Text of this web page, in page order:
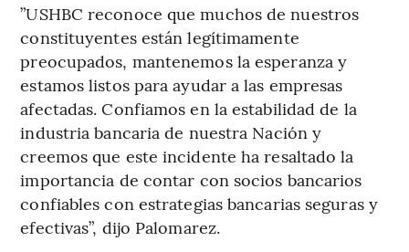
”USHBC reconoce que muchos de nuestros
constituyentes están legítimamente
preocupados, mantenemos la esperanza y
estamos listos para ayudar a las empresas
afectadas. Confiamos en la estabilidad de la
industria bancaria de nuestra Nación y
creemos que este incidente ha resaltado la
importancia de contar con socios bancarios
confiables con estrategias bancarias seguras y
efectivas”, dijo Palomarez.